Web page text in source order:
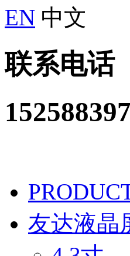
EN 中文
联系电话
友达液晶